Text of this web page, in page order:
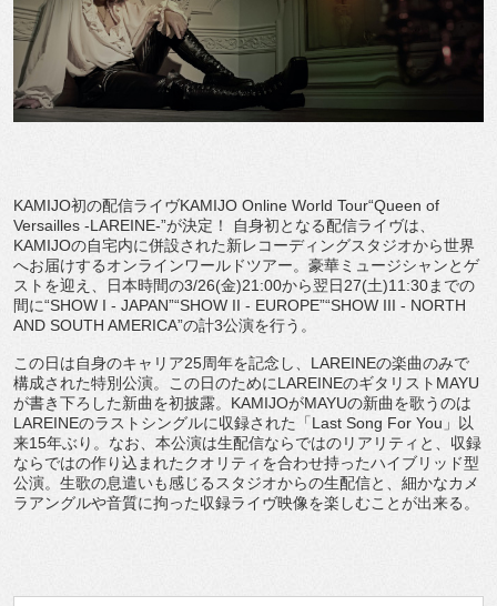
KAMIJO初の配信ライヴKAMIJO Online World Tour“Queen of
Versailles -LAREINE-”が決定！ 自身初となる配信ライヴは、
KAMIJOの自宅内に併設された新レコーディングスタジオから世界
へお届けするオンラインワールドツアー。豪華ミュージシャンとゲ
ストを迎え、日本時間の3/26(金)21:00から翌日27(土)11:30までの
間に“SHOW I - JAPAN”“SHOW II - EUROPE”“SHOW III - NORTH
AND SOUTH AMERICA”の計3公演を行う。
この日は自身のキャリア25周年を記念し、LAREINEの楽曲のみで
構成された特別公演。この日のためにLAREINEのギタリストMAYU
が書き下ろした新曲を初披露。KAMIJOがMAYUの新曲を歌うのは
LAREINEのラストシングルに収録された「Last Song For You」以
来15年ぶり。なお、本公演は生配信ならではのリアリティと、収録
ならではの作り込まれたクオリティを合わせ持ったハイブリッド型
公演。生歌の息遣いも感じるスタジオからの生配信と、細かなカメ
ラアングルや音質に拘った収録ライヴ映像を楽しむことが出来る。